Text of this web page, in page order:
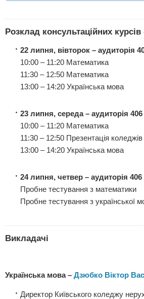
Розклад консультаційних курсів
22 липня, вівторок – аудиторія
10:00 – 11:20 Математика
11:30 – 12:50 Математика
13:00 – 14:20 Українська мова
23 липня, середа– аудиторія 406
10:00 – 11:20 Математика
11:30 – 12:50 Презентація коледжів
13:00 – 14:20 Українська мова
24 липня, четвер – аудиторія 406
Пробне тестування з математики
Пробне тестування з української
Викладачі
Українська мова – Дзюбко Віктор
Директор Київського коледжу